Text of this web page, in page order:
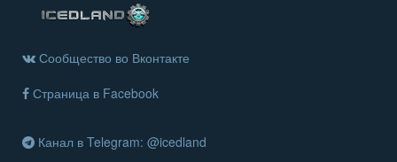
Сообщество во Вконтакте
Страница в Facebook
Канал в Telegram: @icedland